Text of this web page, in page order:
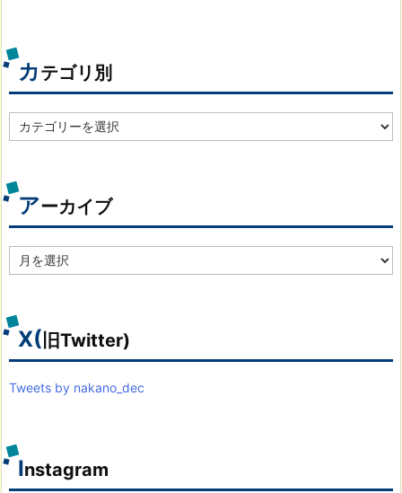
カテゴリ別
テ
別
アーカイブ
ー
ブ
X( 旧Twitter)
Tweets by nakano_dec
Instagram